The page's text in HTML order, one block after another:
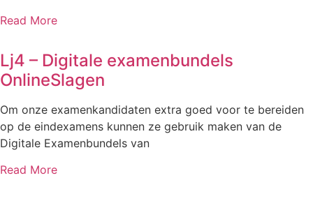
Read More
Lj4 – Digitale examenbundels
OnlineSlagen
Om onze examenkandidaten extra goed voor te bereiden
op de eindexamens kunnen ze gebruik maken van de
Digitale Examenbundels van
Read More